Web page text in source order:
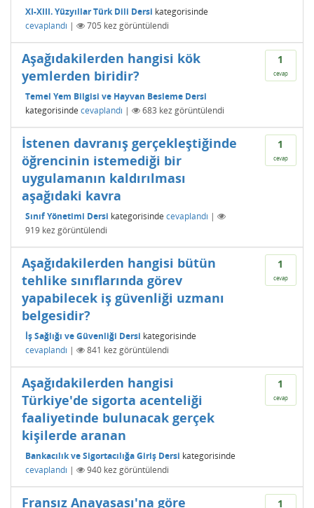
XI-XIII. Yüzyıllar Türk Dili Dersi kategorisinde
cevaplandı | 705 kez görüntülendi
1
cevap
Aşağıdakilerden hangisi kök
yemlerden biridir?
Temel Yem Bilgisi ve Hayvan Besleme Dersi
kategorisinde cevaplandı | 683 kez görüntülendi
1
cevap
İstenen davranış gerçekleştiğinde
öğrencinin istemediği bir
uygulamanın kaldırılması
aşağıdaki kavra
Sınıf Yönetimi Dersi kategorisinde cevaplandı |
919 kez görüntülendi
1
cevap
Aşağıdakilerden hangisi bütün
tehlike sınıflarında görev
yapabilecek iş güvenliği uzmanı
belgesidir?
İş Sağlığı ve Güvenliği Dersi kategorisinde
cevaplandı | 841 kez görüntülendi
1
cevap
Aşağıdakilerden hangisi
Türkiye'de sigorta acenteliği
faaliyetinde bulunacak gerçek
kişilerde aranan
Bankacılık ve Sigortacılığa Giriş Dersi kategorisinde
cevaplandı | 940 kez görüntülendi
1
Fransız Anayasası'na göre